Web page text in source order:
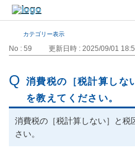
カテゴリー表示
No : 59 更新日時 : 2025/09/01
消費税の［税計算しな
を教えてください。
消費税の［税計算しない］と
さい。